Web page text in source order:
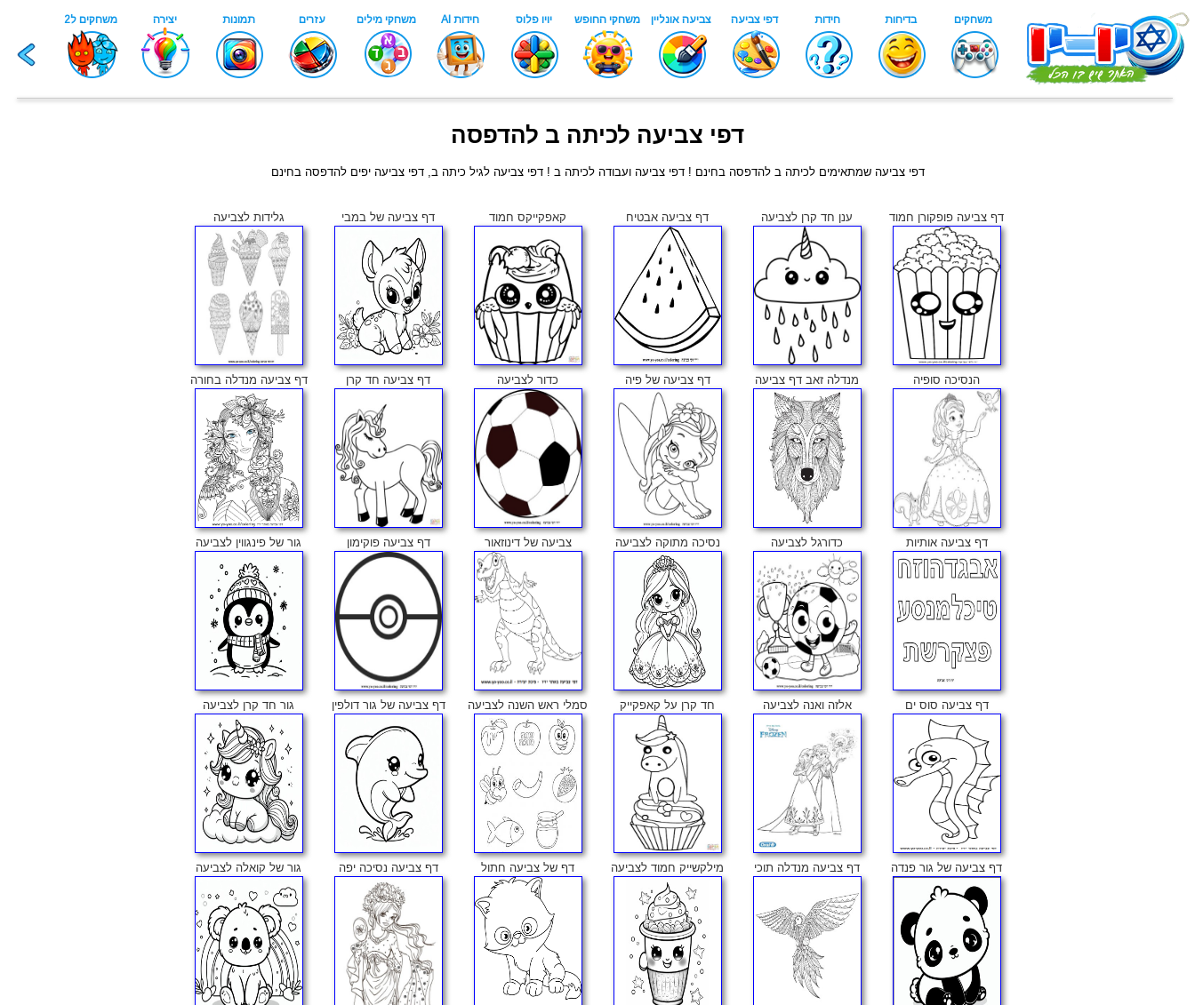
דפי צביעה לכיתה ב להדפסה
דפי צביעה שמתאימים לכיתה ב להדפסה בחינם ! דפי צביעה ועבודה לכיתה ב ! דפי צביעה לגיל כיתה ב, דפי צביעה יפים להדפסה בחינם
דף צביעה פופקורן חמוד ענן חד קרן לצביעה דף צביעה אבטיח קאפקייקס חמוד דף צביעה של במבי גלידות לצביעה
הנסיכה סופיה מנדלה זאב דף צביעה דף צביעה של פיה כדור לצביעה דף צביעה חד קרן דף צביעה מנדלה בחורה
דף צביעה אותיות כדורגל לצביעה נסיכה מתוקה לצביעה צביעה של דינוזאור דף צביעה פוקימון גור של פינגווין לצביעה
דף צביעה סוס ים אלזה ואנה לצביעה חד קרן על קאפקייק סמלי ראש השנה לצביעה דף צביעה של גור דולפין גור חד קרן לצביעה
דף צביעה של גור פנדה דף צביעה מנדלה תוכי מילקשייק חמוד לצביעה דף של צביעה חתול דף צביעה נסיכה יפה גור של קואלה לצביעה